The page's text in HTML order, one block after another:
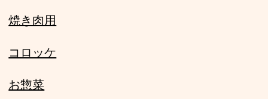
焼き肉用
コロッケ
お惣菜